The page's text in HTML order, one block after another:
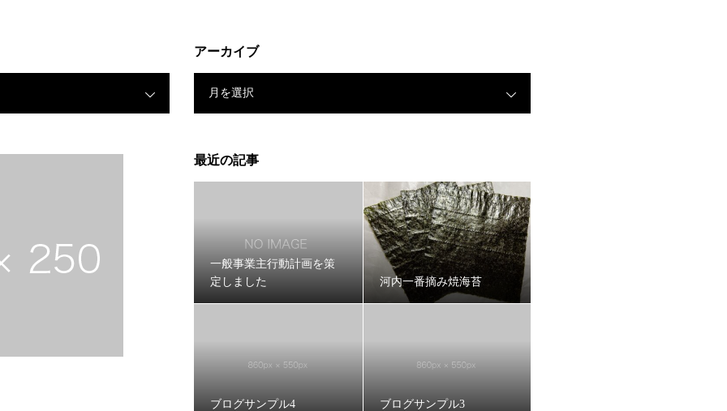
アーカイブ
月を選択
最近の記事
一般事業主行動計画を策
定しました
河内一番摘み焼海苔
ブログサンプル4 ブログサンプル3